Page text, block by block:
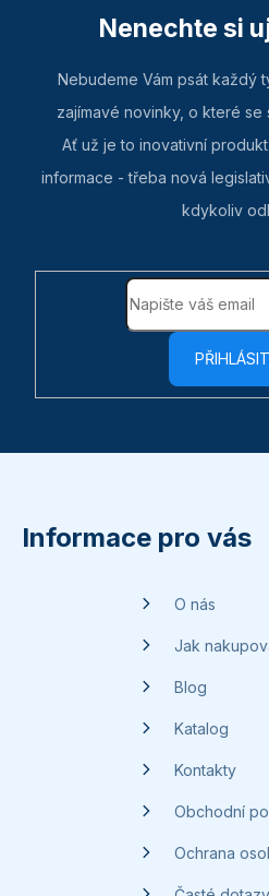
Nenechte si
Nebudeme Vám psát každý
zajímavé novinky, o které se
Ať už je to inovativní
informace - třeba nová
kdykoliv
Informace pro vás
O nás
Jak
Blog
Katalog
Kontakty
Obchodní
Ochrana